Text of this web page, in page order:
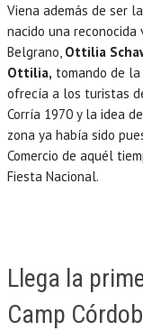
Viena además de ser
nacido una
Belgrano, Ottilia
Ottilia, tomando de
ofrecía a los turistas
Corría 1970 y la idea
zona ya había sido
Comercio de aquél
Fiesta Nacional.
Llega la
Camp